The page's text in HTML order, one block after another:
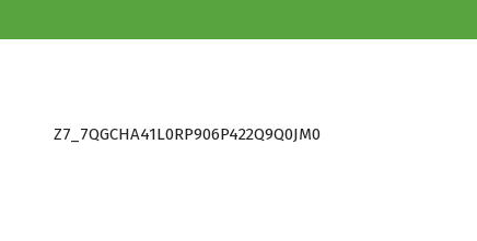
Z7_7QGCHA41L0RP906P422Q9Q0JM0